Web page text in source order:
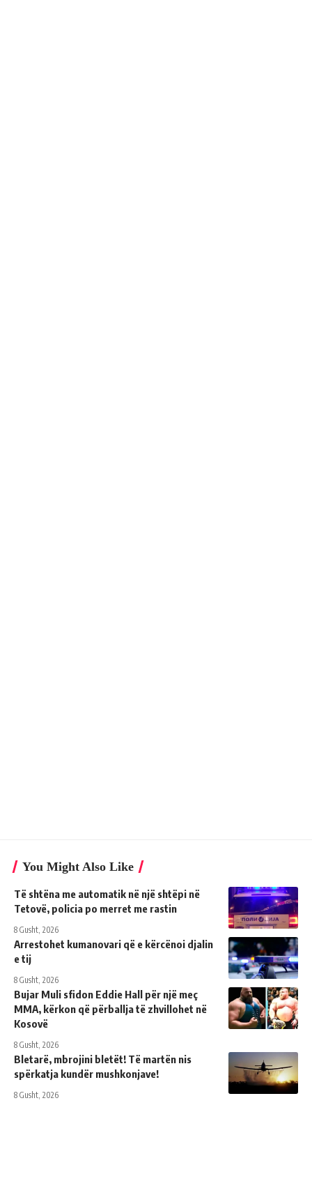
You Might Also Like
Të shtëna me automatik në një shtëpi në
Tetovë, policia po merret me rastin
8 Gusht, 2026
Arrestohet kumanovari që e kërcënoi djalin
e tij
8 Gusht, 2026
Bujar Muli sfidon Eddie Hall për një meç
MMA, kërkon që përballja të zhvillohet në
Kosovë
8 Gusht, 2026
Bletarë, mbrojini bletët! Të martën nis
spërkatja kundër mushkonjave!
8 Gusht, 2026